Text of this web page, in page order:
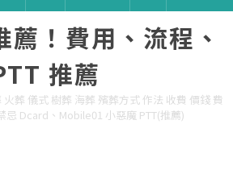
薦！費用、流程、
推薦
葬 儀式 樹葬 海葬 殯葬方式 作法 收費 價錢 費
忌 Dcard、Mobile01 小惡魔 PTT(推薦)